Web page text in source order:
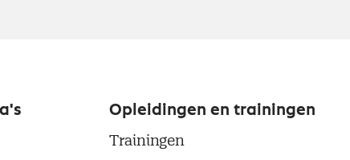
Opleidingen en trainingen
Trainingen